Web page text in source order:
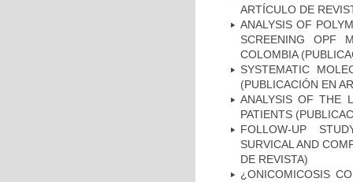
ARTÍCULO DE
ANALYSIS OF
SCREENING OPF
COLOMBIA
SYSTEMATIC
(PUBLICACIÓN EN
ANALYSIS OF THE
PATIENTS
FOLLOW-UP
SURVICAL AND
DE REVISTA)
¿ONICOMICOSIS